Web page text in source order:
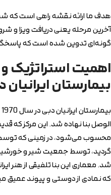
هدف ما ارائه نقشه‌ راهی است که
آخرین مرحله یعنی دریافت ویزا و
گونه‌ای تدوین شده است که
اهمیت استراتژیک و
بیمارستان
الوصل بنا نهاده شد. این مرکز که
محسوب می‌شود، در زمینی که
گردید، توسط جمعیت شیر و
شد. معماری این بنا تلفیقی از هنر
که نمادی از دوستی و پیوند عمیق